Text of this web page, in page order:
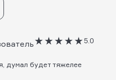
5.0
думал будет тяжелее